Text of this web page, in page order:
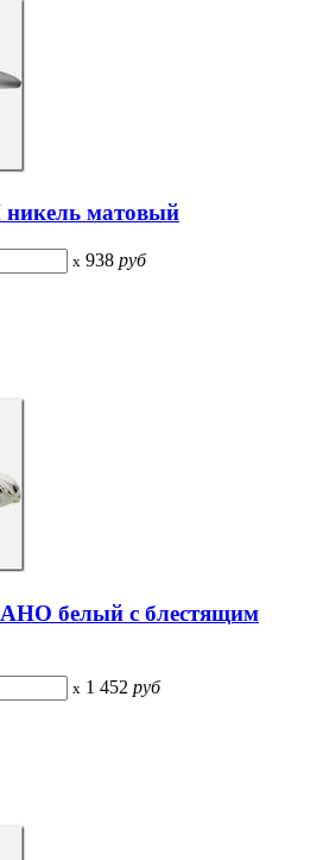
матовый
x 938 руб
белый с блестящим
x 1 452 руб